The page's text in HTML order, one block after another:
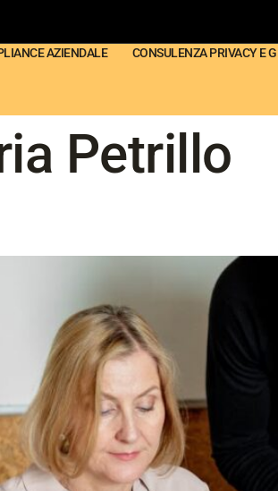
AZIENDALE CONSULENZA PRIVACY E
Petrillo